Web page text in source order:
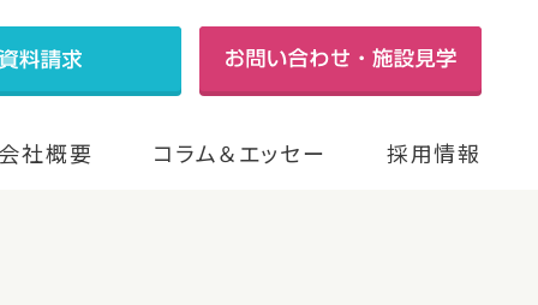
社概要 コラム＆エッセー 採用情報